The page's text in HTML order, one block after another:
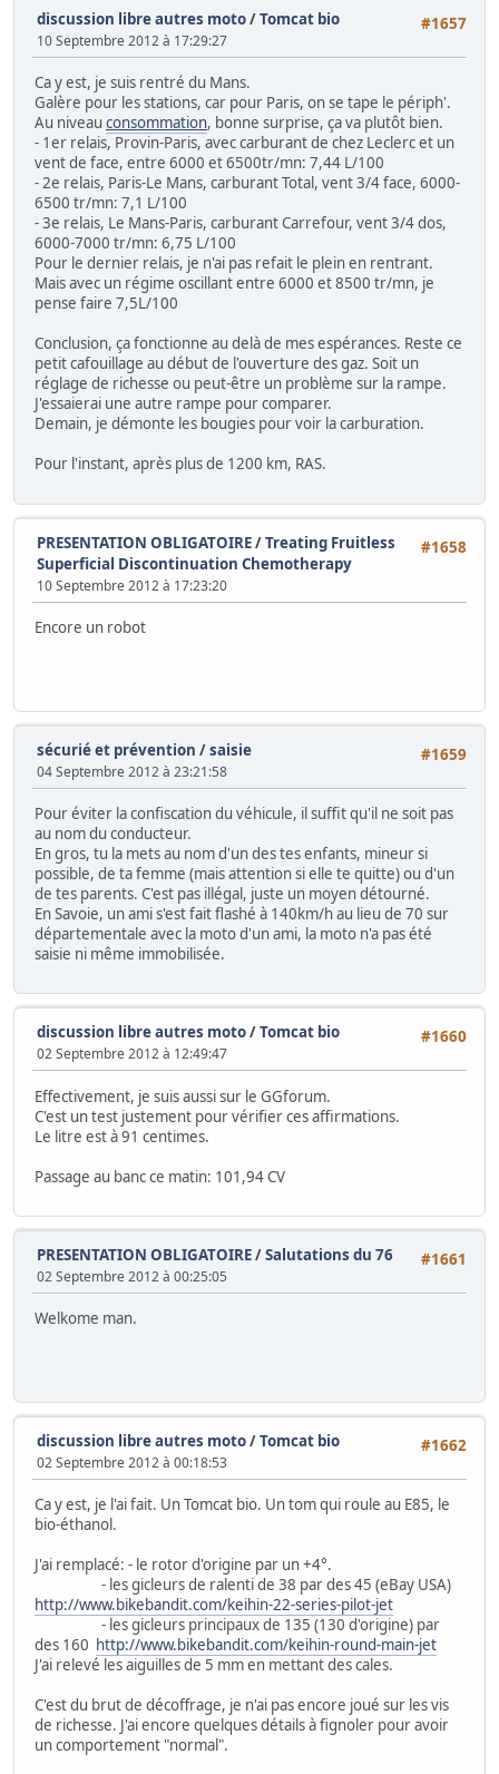
#1657
discussion libre autres moto/Tomcat bio
10 Septembre 2012 à 17:29:27
Ca y est, je suis rentré du Mans.
Galère pour les stations, car pour Paris, on se tape le périph'.
Au niveau consommation, bonne surprise, ça va plutôt bien.
- 1er relais, Provin-Paris, avec carburant de chez Leclerc et un
vent de face, entre 6000 et 6500tr/mn: 7,44 L/100
- 2e relais, Paris-Le Mans, carburant Total, vent 3/4 face, 6000-
6500 tr/mn: 7,1 L/100
- 3e relais, Le Mans-Paris, carburant Carrefour, vent 3/4 dos,
6000-7000 tr/mn: 6,75 L/100
Pour le dernier relais, je n'ai pas refait le plein en rentrant.
Mais avec un régime oscillant entre 6000 et 8500 tr/mn, je
pense faire 7,5L/100
Conclusion, ça fonctionne au delà de mes espérances. Reste ce
petit cafouillage au début de l'ouverture des gaz. Soit un
réglage de richesse ou peut-être un problème sur la rampe.
J'essaierai une autre rampe pour comparer.
Demain, je démonte les bougies pour voir la carburation.
Pour l'instant, après plus de 1200 km, RAS.
#1658
PRESENTATION OBLIGATOIRE/Treating Fruitless
Superficial Discontinuation Chemotherapy
10 Septembre 2012 à 17:23:20
Encore un robot
#1659
sécurié et prévention /saisie
04 Septembre 2012 à 23:21:58
Pour éviter la confiscation du véhicule, il suffit qu'il ne soit pas
au nom du conducteur.
En gros, tu la mets au nom d'un des tes enfants, mineur si
possible, de ta femme (mais attention si elle te quitte) ou d'un
de tes parents. C'est pas illégal, juste un moyen détourné.
En Savoie, un ami s'est fait flashé à 140km/h au lieu de 70 sur
départementale avec la moto d'un ami, la moto n'a pas été
saisie ni même immobilisée.
#1660
discussion libre autres moto/Tomcat bio
02 Septembre 2012 à 12:49:47
Effectivement, je suis aussi sur le GGforum.
C'est un test justement pour vérifier ces affirmations.
Le litre est à 91 centimes.
Passage au banc ce matin: 101,94 CV
#1661
PRESENTATION OBLIGATOIRE/Salutations du 76
02 Septembre 2012 à 00:25:05
Welkome man.
#1662
discussion libre autres moto/Tomcat bio
02 Septembre 2012 à 00:18:53
Ca y est, je l'ai fait. Un Tomcat bio. Un tom qui roule au E85, le
bio-éthanol.
J'ai remplacé: - le rotor d'origine par un +4°.
- les gicleurs de ralenti de 38 par des 45 (eBay USA)
http://www.bikebandit.com/keihin-22-series-pilot-jet
- les gicleurs principaux de 135 (130 d'origine) par
des 160 http://www.bikebandit.com/keihin-round-main-jet
J'ai relevé les aiguilles de 5 mm en mettant des cales.
C'est du brut de décoffrage, je n'ai pas encore joué sur les vis
de richesse. J'ai encore quelques détails à fignoler pour avoir
un comportement "normal".